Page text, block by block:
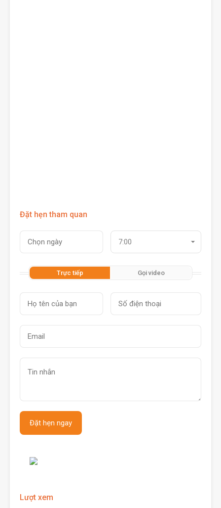
Đặt hẹn tham quan
7:00
Trực tiếp Gọi video
Lượt xem